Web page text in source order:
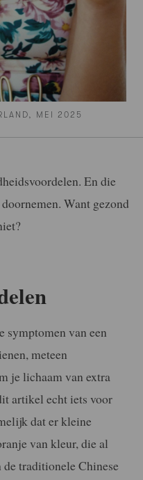
MEI 2025
En die
Want gezond
symptomen van een
meteen
je lichaam van extra
artikel echt iets voor
dat er kleine
van kleur, die al
traditionele Chinese